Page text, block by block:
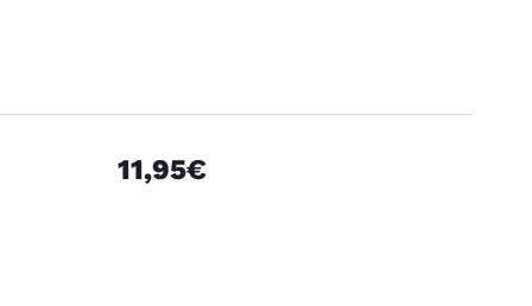
11,95€